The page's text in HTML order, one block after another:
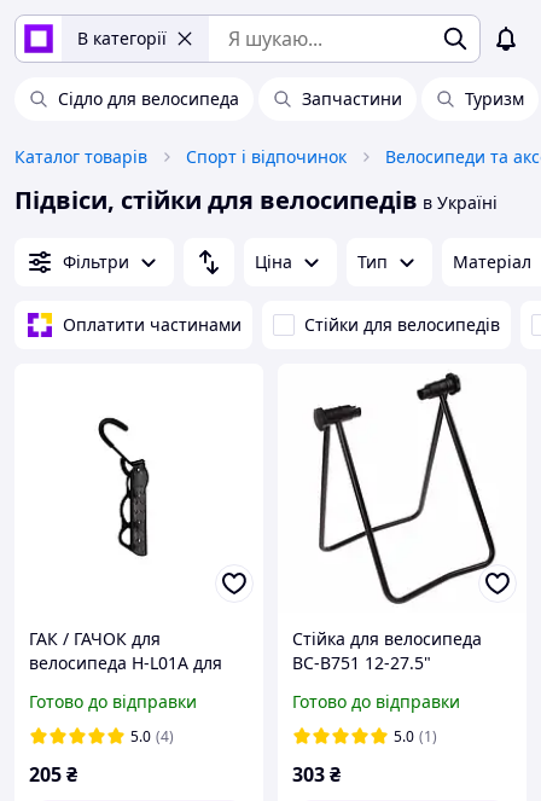
В категорії
Сідло для велосипеда Запчастини Туризм
Каталог товарів Спорт і відпочинок Велосипеди та
Підвіси, стійки для велосипедів в Україні
Фільтри Ціна Тип Матеріал
Оплатити частинами Стійки для велосипедів
ГАК / ГАЧОК для
велосипеда H-L01A для
стіні (стенд ) кріплення
велосипеда до стіни
Готово до відправки
5.0 (4)
205₴
Стійка для велосипеда
BC-B751 12-27.5"
Готово до відправки
5.0 (1)
303₴